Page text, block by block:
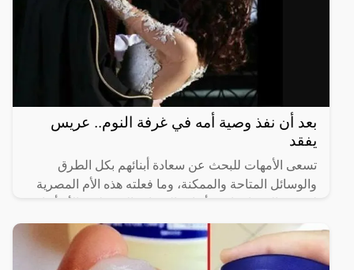
بعد أن نفذ وصية أمه في غرفة النوم.. عريس
يفقد
تسعى الأمهات للبحث عن سعادة أبنائهم بكل الطرق
والوسائل المتاحة والممكنة، وما فعلته هذه الأم المصرية